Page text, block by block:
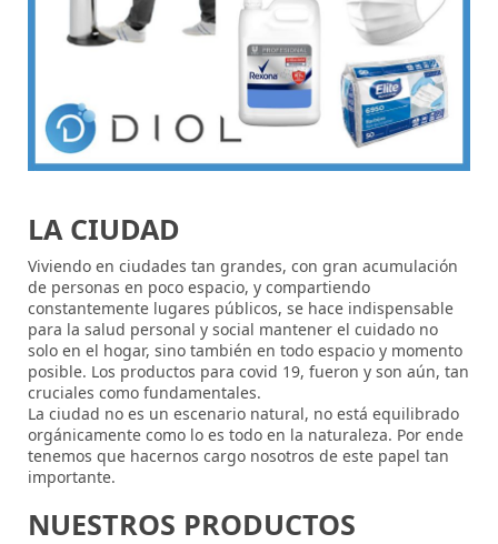
LA CIUDAD
Viviendo en ciudades tan grandes, con gran acumulación
de personas en poco espacio, y compartiendo
constantemente lugares públicos, se hace indispensable
para la salud personal y social mantener el cuidado no
solo en el hogar, sino también en todo espacio y momento
posible. Los productos para covid 19, fueron y son aún, tan
cruciales como fundamentales.
La ciudad no es un escenario natural, no está equilibrado
orgánicamente como lo es todo en la naturaleza. Por ende
tenemos que hacernos cargo nosotros de este papel tan
importante.
NUESTROS PRODUCTOS